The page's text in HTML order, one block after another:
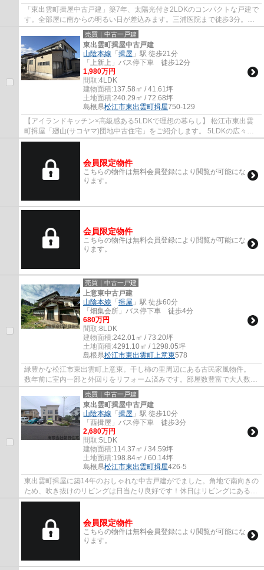
「東出雲町揖屋中古戸建」築7年、太陽光付き2LDKのコンパクトな戸建で
す。全部屋に南からの明るい日が差込みます。三浦医院まで徒歩3分。ス
ーパーホックまで徒歩7分。JR揖屋駅まで全て...
売買｜中古一戸建
東出雲町揖屋中古戸建
山陰本線 「揖屋 」駅 徒歩21分
「上新上」バス停下車 徒歩12分
1,980万円
間取:4LDK
建物面積:137.58㎡ / 41.61坪
土地面積:240.29㎡ / 72.68坪
島根県松江市東出雲町揖屋750-129
【アイランドキッチン×高級感ある5LDKで理想の暮らし】 松江市東出雲
町揖屋「廻山(サコヤマ)団地中古住宅」をご紹介します。 5LDKの広々と
した間取りで、大家族でも各自のプライベート...
会員限定物件
こちらの物件は無料会員登録により閲覧が可能にな
ります。
会員限定物件
こちらの物件は無料会員登録により閲覧が可能にな
ります。
売買｜中古一戸建
上意東中古戸建
山陰本線 「揖屋 」駅 徒歩60分
「畑集会所」バス停下車 徒歩4分
680万円
間取:8LDK
建物面積:242.01㎡ / 73.20坪
土地面積:4291.10㎡ / 1298.05坪
島根県松江市東出雲町上意東578
緑豊かな松江市東出雲町上意東。干し柿の里周辺にある古民家風物件。
数年前に室内一部と外回りをリフォーム済みです。部屋数豊富で大人数で
もお住まい頂けますし、大自然の中で静かに...
売買｜中古一戸建
東出雲町揖屋中古戸建
山陰本線 「揖屋 」駅 徒歩10分
「西揖屋」バス停下車 徒歩3分
2,680万円
間取:5LDK
建物面積:114.37㎡ / 34.59坪
土地面積:198.84㎡ / 60.14坪
島根県松江市東出雲町揖屋426-5
東出雲町揖屋に築14年のおしゃれな中古戸建がでました。角地で南向きの
ため、吹き抜けのリビングは日当たり良好です！休日はリビングにあるプ
ロジェクターで映画もお楽しみいただけま...
会員限定物件
こちらの物件は無料会員登録により閲覧が可能にな
ります。